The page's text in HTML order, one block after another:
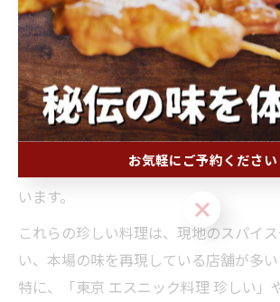
居酒屋で堪能できる珍しいアジアン
居酒屋アジアンでは、普段なかなか味
ジアン料理を楽しむこともできます。
のバインセオ（米粉のクレープ）や、
ーブと挽肉のサラダ）、インドネシア
ーナッツソース添え）など、個性的なメ
います。
これらの珍しい料理は、現地のスパイ
い、本場の味を再現している店舗が多い
特に、「東京 エスニック料理 珍しい」
お気軽にご予約ください
お気軽にご予約ください